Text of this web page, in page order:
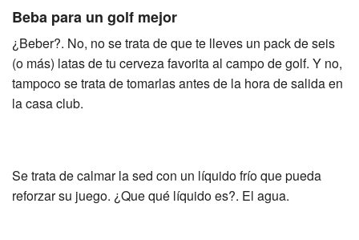
Beba para un golf mejor
¿Beber?. No, no se trata de que te lleves un pack de seis
(o más) latas de tu cerveza favorita al campo de golf. Y no,
tampoco se trata de tomarlas antes de la hora de salida en
la casa club.
Se trata de calmar la sed con un líquido frío que pueda
reforzar su juego. ¿Que qué líquido es?. El agua.